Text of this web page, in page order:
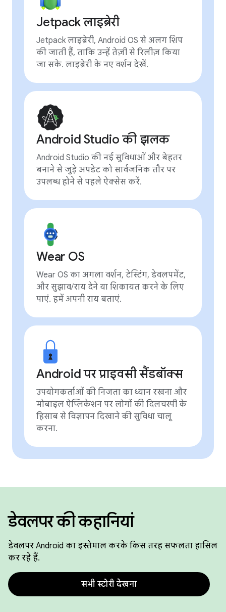
Jetpack लाइब्रेरी
Jetpack लाइब्रेरी, Android OS से अलग शिप
की जाती हैं, ताकि उन्हें तेज़ी से रिलीज़ किया
जा सके. लाइब्रेरी के नए वर्शन देखें.
Android Studio की झलक
Android Studio की नई सुविधाओं और बेहतर
बनाने से जुड़े अपडेट को सार्वजनिक तौर पर
उपलब्ध होने से पहले ऐक्सेस करें.
Wear OS
Wear OS का अगला वर्शन, टेस्टिंग, डेवलपमेंट,
और सुझाव/राय देने या शिकायत करने के लिए
पाएं. हमें अपनी राय बताएं.
Android पर प्राइवसी सैंडबॉक्स
उपयोगकर्ताओं की निजता का ध्यान रखना और
मोबाइल ऐप्लिकेशन पर लोगों की दिलचस्पी के
हिसाब से विज्ञापन दिखाने की सुविधा चालू
करना.
डेवलपर की कहानियां
डेवलपर Android का इस्तेमाल करके किस तरह सफलता हासिल
कर रहे हैं.
सभी स्टोरी देखना